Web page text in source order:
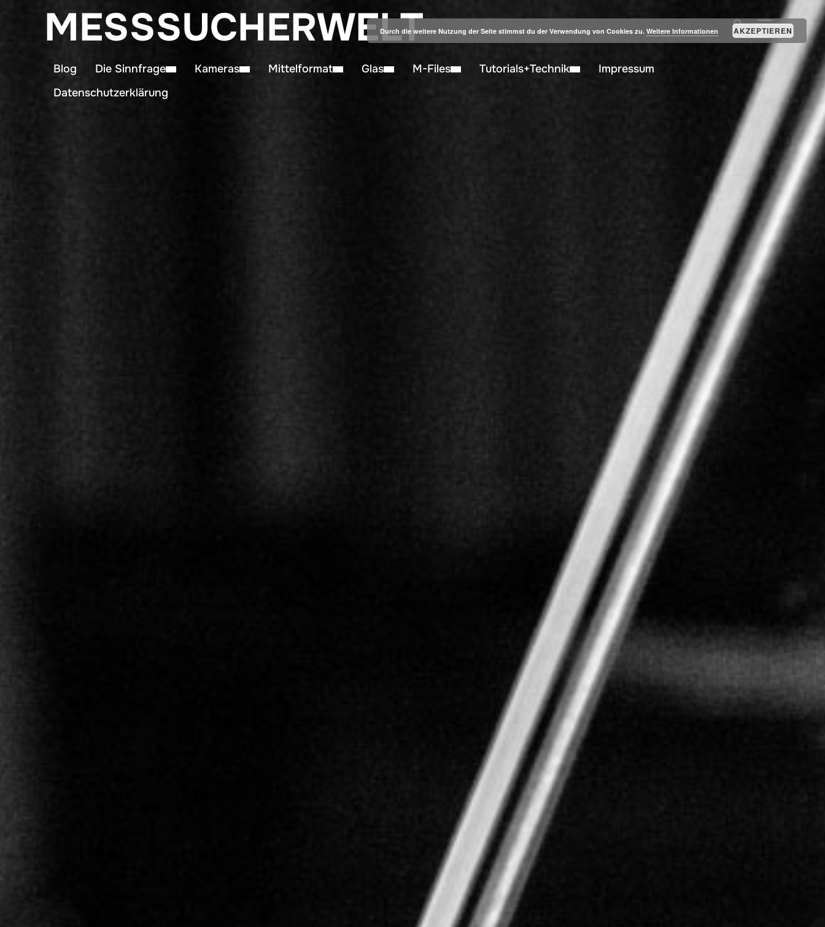
MESSSUCHERWELT
Blog Die Sinnfrage Kameras Mittelformat Glas M-Files Tutorials+Technik
Impressum
Datenschutzerklärung
Durch die weitere Nutzung der Seite stimmst du der Verwendung von Cookies zu. Weitere Informationen AKZEPTIEREN